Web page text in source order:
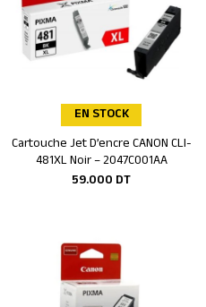
EN STOCK
Ajouter au panier
Cartouche Jet D’encre CANON CLI-
481XL Noir – 2047C001AA
59.000 DT